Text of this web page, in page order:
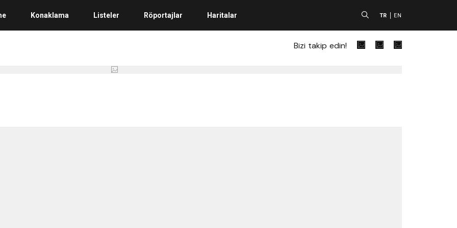
Konaklama Listeler Röportajlar Haritalar A TR EN
Bizi takip edin!